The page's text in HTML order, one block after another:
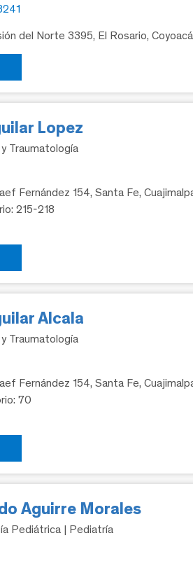
del Norte 3395, El Rosario,
Lopez
Traumatología
Fernández 154, Santa Fe,
215-218
Alcala
Traumatología
Fernández 154, Santa Fe,
70
Aguirre Morales
Pediátrica | Pediatría